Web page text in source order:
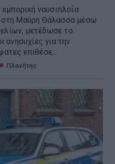
εμπορική ναυσιπλοΐα
στη Μαύρη Θάλασσα μέσω
μετέδωσε το
ανησυχίες για την
επιθέσε...
Πλανήτης